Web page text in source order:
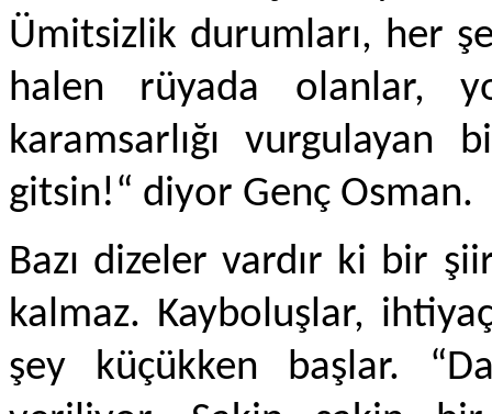
Ümitsizlik durumları, her
halen rüyada olanlar,
karamsarlığı
gitsin!“ diyor Genç Osman.
Bazı dizeler vardır ki bir
kalmaz. Kayboluşlar,
şey küçükken başlar.